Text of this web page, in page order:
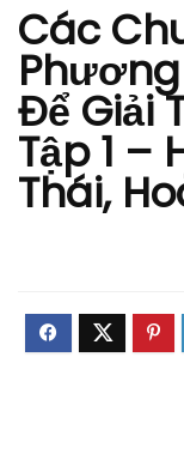
Các
Để Giải
Tập 1 –
Thái,